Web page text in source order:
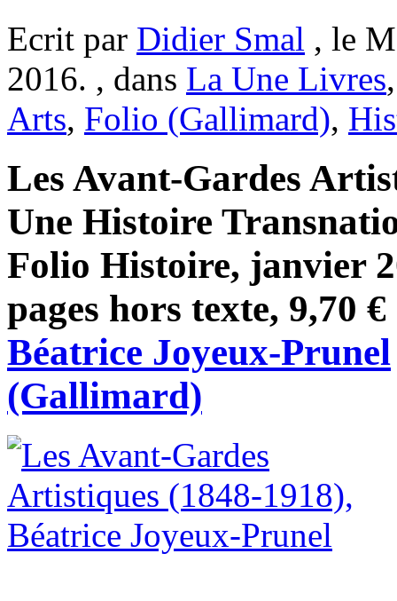
Ecrit par Didier Smal , le
2016. , dans La Une Livres
Arts, Folio (Gallimard),
Les Avant-Gardes
Une Histoire
Folio Histoire, janvier
pages hors texte, 9,70
Béatrice Joyeux-Prunel
(Gallimard)